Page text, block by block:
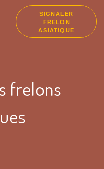
SIGNALER
FRELON
ASIATIQUE
frelons